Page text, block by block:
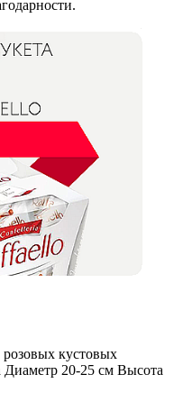
розовых кустовых
Диаметр 20-25 см Высота